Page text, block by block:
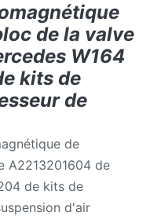
de la valve
W164
kits de
de
de
A2213201604 de
de kits de
d'air